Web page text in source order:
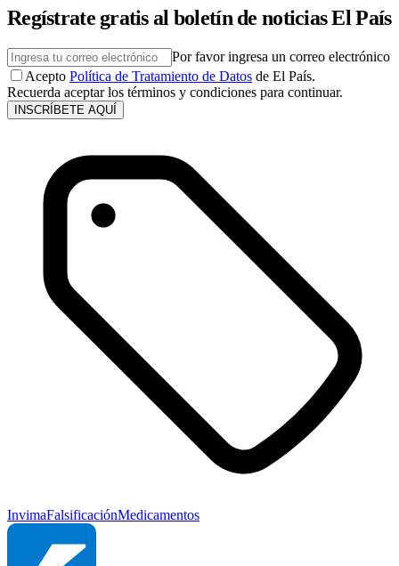
Regístrate gratis al boletín de noticias El País
Por favor ingresa un correo electrónico
Acepto Política de Tratamiento de Datos de El País.
Recuerda aceptar los términos y condiciones para continuar.
INSCRÍBETE AQUÍ
InvimaFalsificaciónMedicamentos